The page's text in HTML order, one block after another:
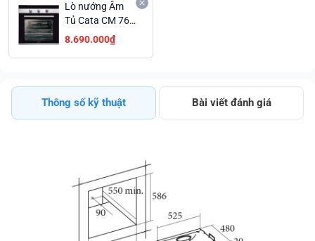
Lò nướng Âm
Tủ Cata CM 760
AS BK Dung
Tích Lớn 59L
8.690.000₫
Thông số kỹ thuật Bài viết đánh giá